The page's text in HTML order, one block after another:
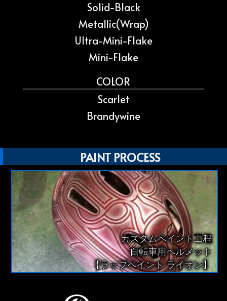
Solid-Black
Metallic(Wrap)
Ultra-Mini-Flake
Mini-Flake
COLOR
Scarlet
Brandywine
PAINT PROCESS
カスタムペイント工程
自転車用ヘルメット
【ラップペイント ライオン】